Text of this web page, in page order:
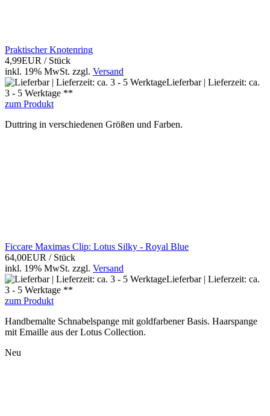
Praktischer Knotenring
4,99EUR / Stück
inkl. 19% MwSt. zzgl. Versand
Lieferbar | Lieferzeit: ca.
3 - 5 Werktage **
zum Produkt
Duttring in verschiedenen Größen und Farben.
Ficcare Maximas Clip: Lotus Silky - Royal Blue
64,00EUR / Stück
inkl. 19% MwSt. zzgl. Versand
Lieferbar | Lieferzeit: ca.
3 - 5 Werktage **
zum Produkt
Handbemalte Schnabelspange mit goldfarbener Basis. Haarspange
mit Emaille aus der Lotus Collection.
Neu